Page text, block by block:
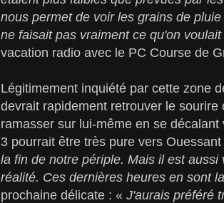
nous permet de voir les grains de
ne faisait pas vraiment ce qu'on
vacation radio avec le PC Course de
Légitimement inquiété par cette zone
devrait rapidement retrouver le
ramasser sur lui-même en se
3 pourrait être très pure vers Ouessant
la fin de notre périple. Mais il est
réalité. Ces dernières heures en sont
prochaine délicate : « J'aurais préféré